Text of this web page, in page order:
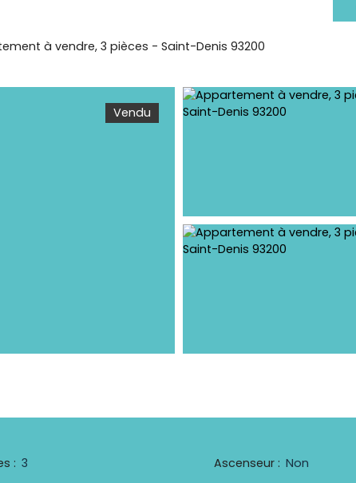
à vendre, 3 pièces - Saint-Denis 93200
Vendu
: 3 Ascenseur : Non